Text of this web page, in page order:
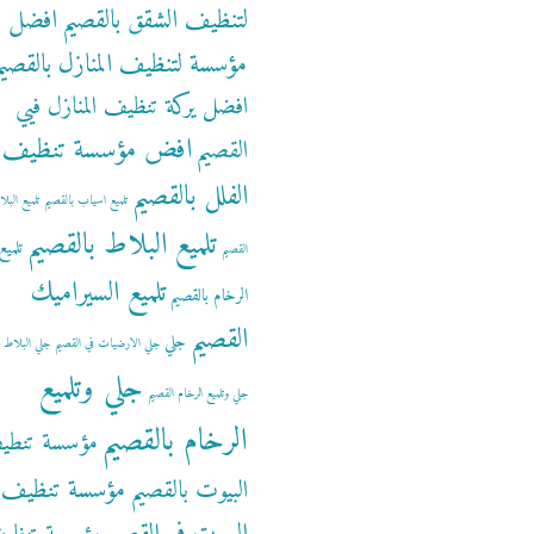
لتنظيف الشقق بالقصيمافضل
مؤسسة لتنظيف المنازل
افضل يركة تنظيف المنازل فيي
القصيمافض مؤسسة تنظيف
الفلل بالقصيم تلميع اسياب بالقصيم تلميع
القصيم تلميع البلاط بالقصيم تلميع
الرخام بالقصيمتلميع السيراميك
القصيم جلي جلي الارضيات في القصيم جلي البلاط
جلي وتلميع الرخام القصيم جلي وتلميع
الرخام بالقصيممؤسسة
البيوت بالقصيممؤسسة تنظيف